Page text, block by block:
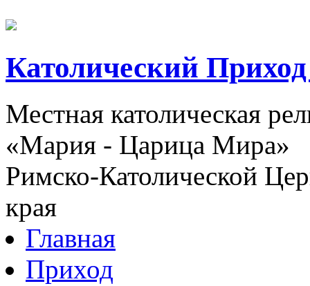
Католический
Местная католическая
«Мария - Царица Мира»
Римско-Католической
края
Главная
Приход